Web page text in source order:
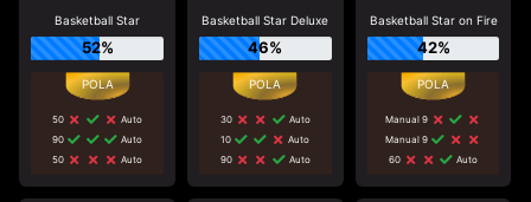
Basketball Star
52%
50
Auto
90
Auto
50
Auto
Basketball Star Deluxe
46%
30
Auto
10
Auto
90
Auto
Basketball Star on Fire
42%
Manual 9
Manual 9
60
Auto